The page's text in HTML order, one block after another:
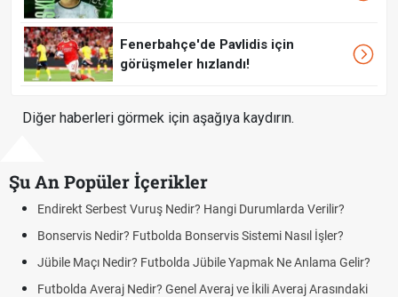
Fenerbahçe'de Pavlidis için
görüşmeler hızlandı!
Diğer haberleri görmek için aşağıya kaydırın.
Şu An Popüler İçerikler
Endirekt Serbest Vuruş Nedir? Hangi Durumlarda Verilir?
Bonservis Nedir? Futbolda Bonservis Sistemi Nasıl İşler?
Jübile Maçı Nedir? Futbolda Jübile Yapmak Ne Anlama Gelir?
Futbolda Averaj Nedir? Genel Averaj ve İkili Averaj Arasındaki